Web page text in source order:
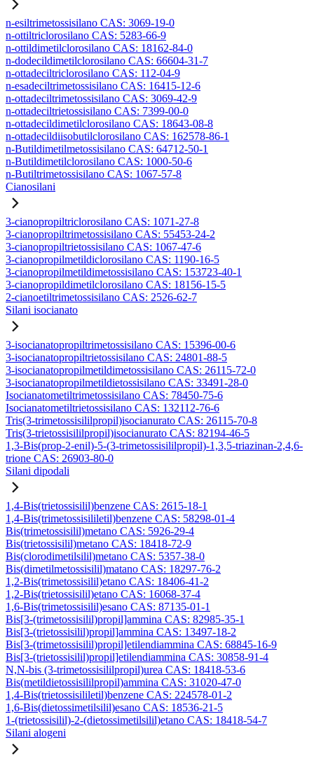
n-esiltrimetossisilano CAS: 3069-19-0
n-ottiltriclorosilano CAS: 5283-66-9
n-ottildimetilclorosilano CAS: 18162-84-0
n-dodecildimetilclorosilano CAS: 66604-31-7
n-ottadeciltriclorosilano CAS: 112-04-9
n-esadeciltrimetossisilano CAS: 16415-12-6
n-ottadeciltrimetossisilano CAS: 3069-42-9
n-ottadeciltrietossisilano CAS: 7399-00-0
n-ottadecildimetilclorosilano CAS: 18643-08-8
n-ottadecildiisobutilclorosilano CAS: 162578-86-1
n-Butildimetilmetossisilano CAS: 64712-50-1
n-Butildimetilclorosilano CAS: 1000-50-6
n-Butiltrimetossisilano CAS: 1067-57-8
Cianosilani
3-cianopropiltriclorosilano CAS: 1071-27-8
3-cianopropiltrimetossisilano CAS: 55453-24-2
3-cianopropiltrietossisilano CAS: 1067-47-6
3-cianopropilmetildiclorosilano CAS: 1190-16-5
3-cianopropilmetildimetossisilano CAS: 153723-40-1
3-cianopropildimetilclorosilano CAS: 18156-15-5
2-cianoetiltrimetossisilano CAS: 2526-62-7
Silani isocianato
3-isocianatopropiltrimetossisilano CAS: 15396-00-6
3-isocianatopropiltrietossisilano CAS: 24801-88-5
3-isocianatopropilmetildimetossisilano CAS: 26115-72-0
3-isocianatopropilmetildietossisilano CAS: 33491-28-0
Isocianatometiltrimetossisilano CAS: 78450-75-6
Isocianatometiltrietossisilano CAS: 132112-76-6
Tris(3-trimetossisililpropil)isocianurato CAS: 26115-70-8
Tris(3-trietossisililpropil)isocianurato CAS: 82194-46-5
1,3-Bis(prop-2-enil)-5-(3-trimetossisililpropil)-1,3,5-triazinan-2,4,6-
trione CAS: 26903-80-0
Silani dipodali
1,4-Bis(trietossisilil)benzene CAS: 2615-18-1
1,4-Bis(trimetossisililetil)benzene CAS: 58298-01-4
Bis(trimetossisilil)metano CAS: 5926-29-4
Bis(trietossisilil)metano CAS: 18418-72-9
Bis(clorodimetilsilil)metano CAS: 5357-38-0
Bis(dimetilmetossisilil)matano CAS: 18297-76-2
1,2-Bis(trimetossisilil)etano CAS: 18406-41-2
1,2-Bis(trietossisilil)etano CAS: 16068-37-4
1,6-Bis(trimetossisilil)esano CAS: 87135-01-1
Bis[3-(trimetossisilil)propil]ammina CAS: 82985-35-1
Bis[3-(trietossisilil)propil]ammina CAS: 13497-18-2
Bis[3-(trimetossisilil)propil]etilendiammina CAS: 68845-16-9
Bis[3-(trietossisilil)propil]etilendiammina CAS: 30858-91-4
N,N-bis (3-trimetossisililpropil)urea CAS: 18418-53-6
Bis(metildietossisililpropil)ammina CAS: 31020-47-0
1,4-Bis(trietossisililetil)benzene CAS: 224578-01-2
1,6-Bis(dietossimetilsilil)esano CAS: 18536-21-5
1-(trietossisilil)-2-(dietossimetilsilil)etano CAS: 18418-54-7
Silani alogeni